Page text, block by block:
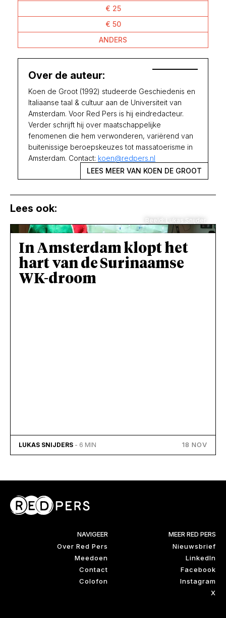
€ 25
€ 50
ANDERS
Over de auteur:
Koen de Groot (1992) studeerde Geschiedenis en
Italiaanse taal & cultuur aan de Universiteit van
Amsterdam. Voor Red Pers is hij eindredacteur.
Verder schrijft hij over maatschappelijke
fenomenen die hem verwonderen, variërend van
buitenissige beroepskeuzes tot massatoerisme in
Amsterdam. Contact: koen@redpers.nl
LEES MEER VAN KOEN DE GROOT
Lees ook:
Beeld: Lukas Snijder
In Amsterdam klopt het
hart van de Surinaamse
WK-droom
LUKAS SNIJDERS - 6 MIN 18 NOV
NAVIGEER
Over Red Pers
Meedoen
Contact
Colofon
MEER RED PERS
Nieuwsbrief
LinkedIn
Facebook
Instagram
X